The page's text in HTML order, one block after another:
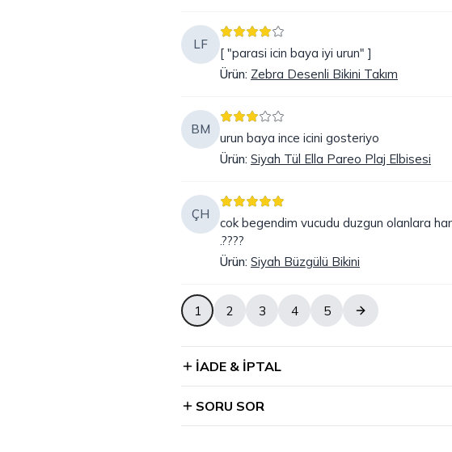
LF
[ "parasi icin baya iyi urun" ]
Ürün: Zebra Desenli Bikini Takım
BM
urun baya ince icini gosteriyo
Ürün: Siyah Tül Ella Pareo Plaj Elbisesi
ÇH
cok begendim vucudu duzgun olanlara
.????
Ürün: Siyah Büzgülü Bikini
1 2 3 4 5
İADE & İPTAL
SORU SOR